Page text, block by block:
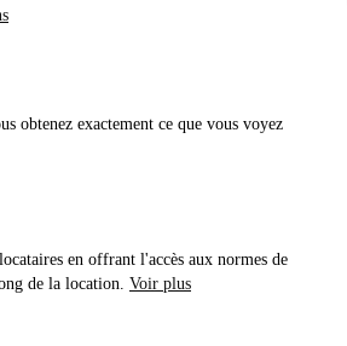
obtenez exactement ce que vous voyez
en offrant l'accès aux normes de
de la location. Voir plus